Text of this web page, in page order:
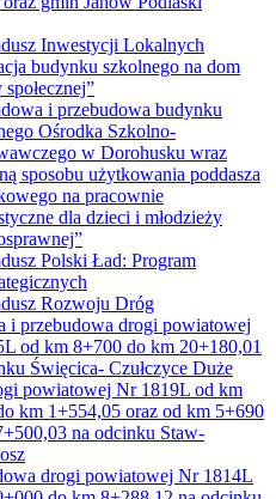
Inwestycji Lokalnych
budynku szkolnego na dom
i przebudowa budynku
Ośrodka Szkolno-
w Dorohusku wraz
sposobu użytkowania poddasza
na pracownie
dla dzieci i młodzieży
Polski Ład: Program
Rozwoju Dróg
i przebudowa drogi powiatowej
od km 8+700 do km 20+180,01
Święcica- Czułczyce Duże
powiatowej Nr 1819L od km
km 1+554,05 oraz od km 5+690
na odcinku Staw-
drogi powiatowej Nr 1814L